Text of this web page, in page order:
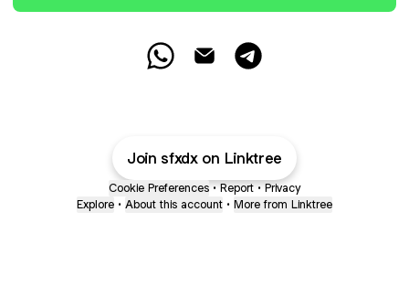
Join sfxdx on Linktree
Cookie Preferences • Report • Privacy
Explore • About this account • More from Linktree